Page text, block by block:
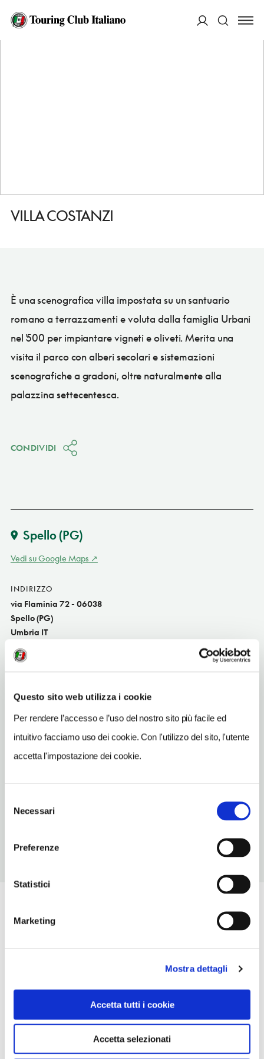
Questo sito web utilizza i cookie
Per rendere l’accesso e l’uso del nostro sito più facile ed
intuitivo facciamo uso dei cookie. Con l'utilizzo del sito, l'utente
accetta l'impostazione dei cookie.
delNecessari
Preferenze
Statistici
Marketing
Mostra dettagli
Accetta tutti i cookie
Accetta selezionati
HOME
VILLA COSTANZI
È una scenografica villa impostata su un santuario
romano a terrazzamenti e voluta dalla famiglia Urbani
nel '500 per impiantare vigneti e oliveti. Merita una
visita il parco con alberi secolari e sistemazioni
scenografiche a gradoni, oltre naturalmente alla
palazzina settecentesca.
CONDIVIDI
Spello(PG)
Vedi su Google Maps
INDIRIZZO
via Flaminia 72 - 06038
Spello (PG)
Umbria IT
SITO WEB
TELEFONO
ORARI DI APERTURA
di apertura possono subire variazioni. Apertura/Chiusura
ingresso a pagamento